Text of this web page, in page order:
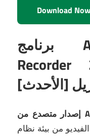
Download Now
برنامج Aiseesoft Screen
إصدار متصدع من Aiseesoft Screen Recorder 2.6.6
من بيئة نظام